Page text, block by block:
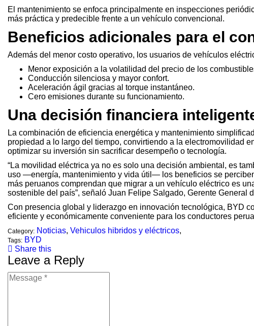
El mantenimiento se enfoca principalmente en inspecciones
más práctica y predecible frente a un vehículo convencional.
Beneficios adicionales para el
Además del menor costo operativo, los usuarios de vehículos
Menor exposición a la volatilidad del precio de los
Conducción silenciosa y mayor confort.
Aceleración ágil gracias al torque instantáneo.
Cero emisiones durante su funcionamiento.
Una decisión financiera
La combinación de eficiencia energética y mantenimiento
propiedad a lo largo del tiempo, convirtiendo a la electromovilidad
optimizar su inversión sin sacrificar desempeño o tecnología.
“La movilidad eléctrica ya no es solo una decisión ambiental, es
uso —energía, mantenimiento y vida útil— los beneficios se
más peruanos comprendan que migrar a un vehículo eléctrico es
sostenible del país”, señaló Juan Felipe Salgado, Gerente General
Con presencia global y liderazgo en innovación tecnológica, BYD
eficiente y económicamente conveniente para los conductores
Category: Noticias, Vehiculos hibridos y eléctricos,
Tags: BYD
Share this
Leave a Reply